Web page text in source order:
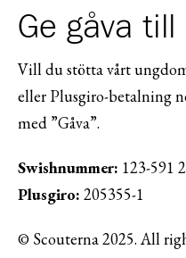
Ge gåva till
Vill du stötta vårt
eller Plusgiro-betalning
med ”Gåva”.
Swishnummer: 123-591
Plusgiro: 205355-1
© Scouterna 2025. All